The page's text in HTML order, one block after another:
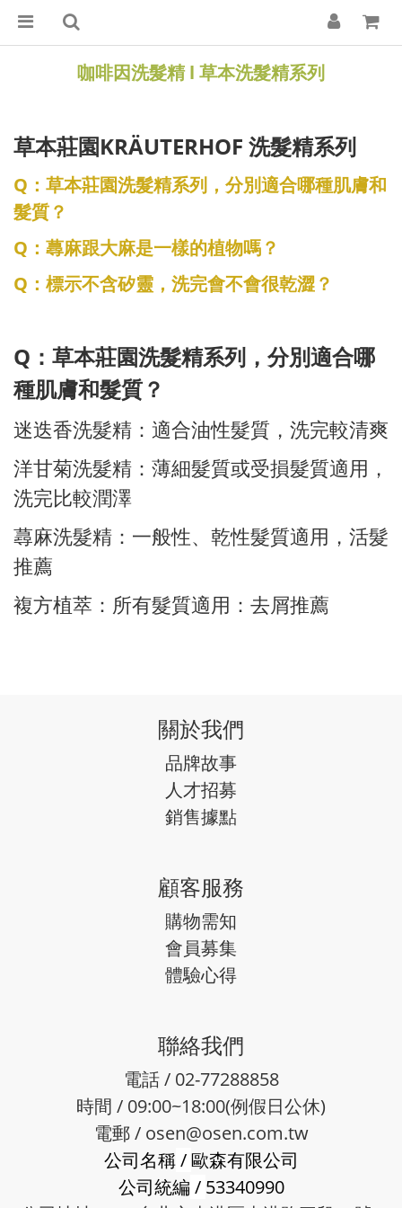
咖啡因洗髮精 l 草本洗髮精系列
草本莊園KRÄUTERHOF 洗髮精系列
Q：草本莊園洗髮精系列，分別適合哪種肌膚和
髮質？
Q：蕁麻跟大麻是一樣的植物嗎？
Q：標示不含矽靈，洗完會不會很乾澀？
Q：草本莊園洗髮精系列，分別適合哪
種肌膚和髮質？
迷迭香洗髮精：適合油性髮質，洗完較清爽
洋甘菊洗髮精：薄細髮質或受損髮質適用，
洗完比較潤澤
蕁麻洗髮精：一般性、乾性髮質適用，活髮
推薦
複方植萃：所有髮質適用：去屑推薦
關於我們
品牌故事
人才招募
銷售據點
顧客服務
購物需知
會員募集
體驗心得
聯絡我們
電話 / 02-77288858
時間 / 09:00~18:00(例假日公休)
電郵 / osen@osen.com.tw
公司名稱/歐森有限公司
公司統編 / 53340990